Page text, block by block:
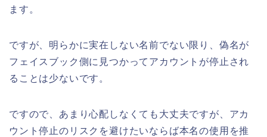
ます。
ですが、明らかに実在しない名前でない限り、偽名が
フェイスブック側に見つかってアカウントが停止され
ることは少ないです。
ですので、あまり心配しなくても大丈夫ですが、アカ
ウント停止のリスクを避けたいならば本名の使用を推